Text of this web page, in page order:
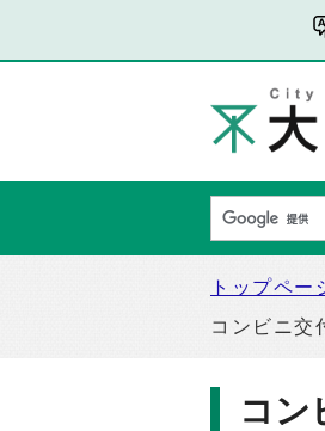
トップペー
コンビニ交
コン